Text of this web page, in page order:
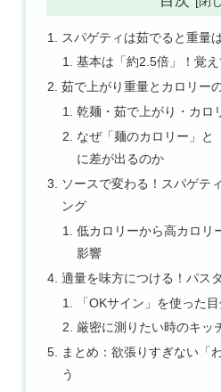
スパゲティは茹でると重量
基本は「約2.5倍」！覚
茹で上がり重量とカロリー
乾麺・茹で上がり・カロ
なぜ「麺のカロリー」と
に差が出るのか
ソースで変わる！スパゲテ
ング
低カロリーから高カロリ
影響
適量を味方につける！パス
「OKサイン」を使った
厳密に測りたい時のキッ
まとめ：欲張りすぎない「
う